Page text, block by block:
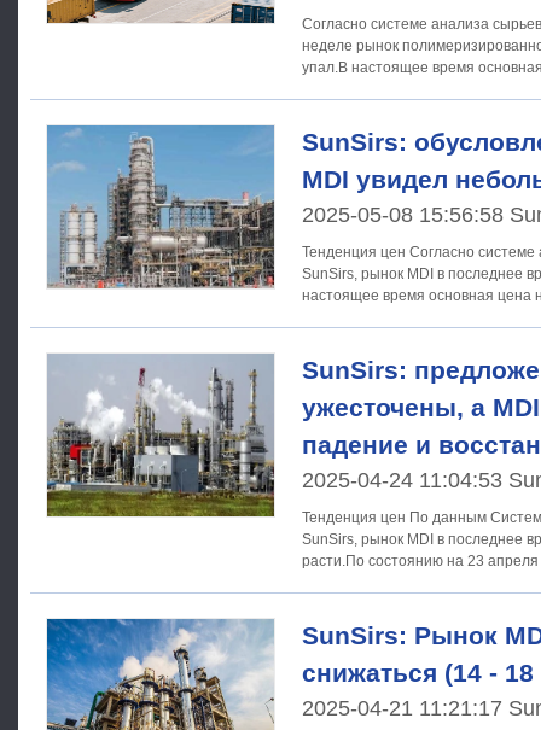
Согласно системе анализа
неделе рынок
упал.В настоящее время
SunSirs:
MDI увидел
2025-05-08 15:56:58
Тенденция цен Согласно системе анализа товарного рынка
SunSirs, рынок MDI в последнее
настоящее время основная цена
SunSirs:
ужесточены, а
падение и
2025-04-24 11:04:53
Тенденция цен По данным Системы анализа товарного рынка
SunSirs, рынок MDI в последнее
расти.По состоянию на 23
SunSirs: Рынок
снижаться (14 -
2025-04-21 11:21:17